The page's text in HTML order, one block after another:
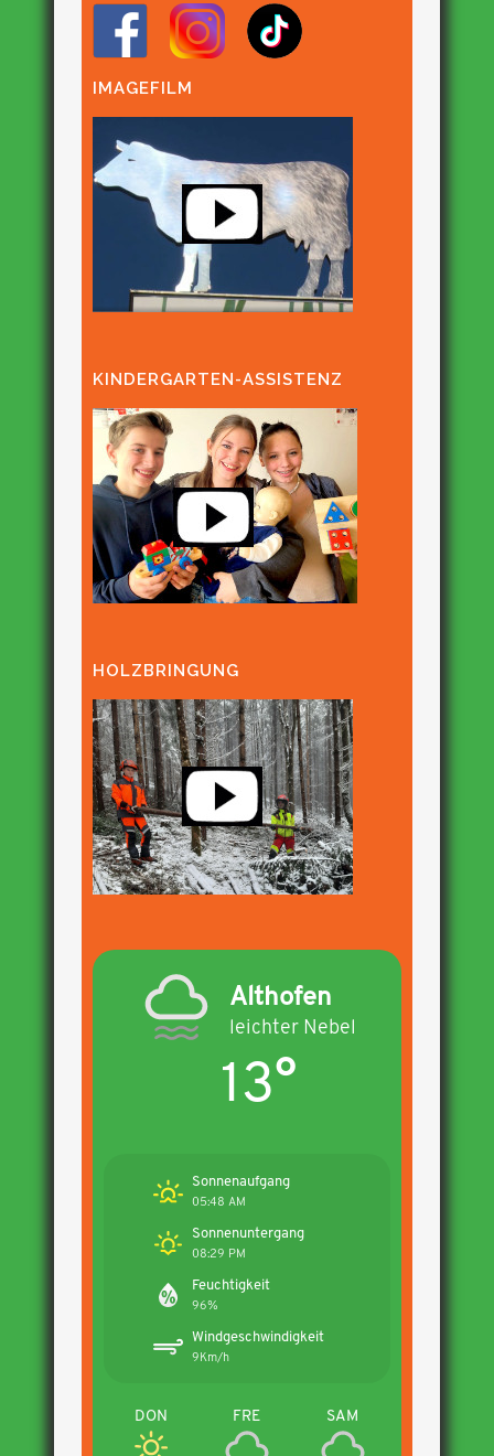
IMAGEFILM
KINDERGARTEN-ASSISTENZ
HOLZBRINGUNG
Althofen
leichter Nebel
13°
Sonnenaufgang
05:48 AM
Sonnenuntergang
08:29 PM
Feuchtigkeit
96%
Windgeschwindigkeit
9Km/h
DON FRE SAM